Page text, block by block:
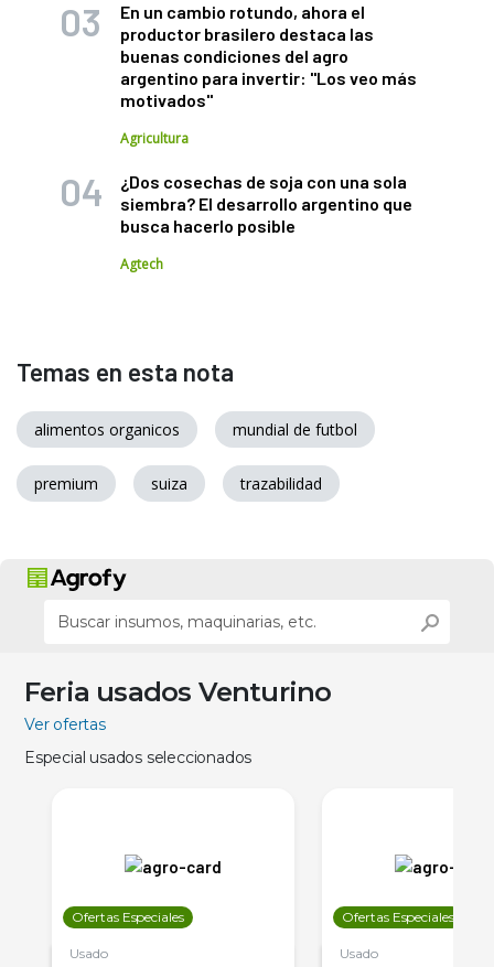
En un cambio rotundo, ahora el
productor brasilero destaca las
buenas condiciones del agro
argentino para invertir: "Los veo más
motivados"
Agricultura
¿Dos cosechas de soja con una sola
siembra? El desarrollo argentino que
busca hacerlo posible
Agtech
Temas en esta nota
alimentos organicos mundial de futbol
premium suiza trazabilidad
Feria usados Venturino
Ver ofertas
Especial usados seleccionados
Ofertas Especiales
Usado
Ofertas Especiales
Usado